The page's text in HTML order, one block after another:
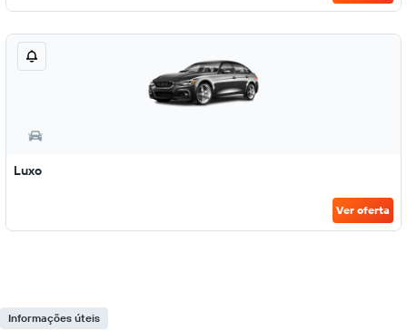
Luxo
Ver oferta
Informações úteis